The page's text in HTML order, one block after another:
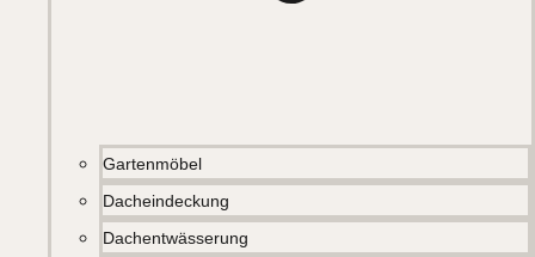
Gartenmöbel
Dacheindeckung
Dachentwässerung